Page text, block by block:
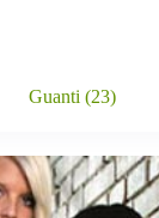
Guanti (23)